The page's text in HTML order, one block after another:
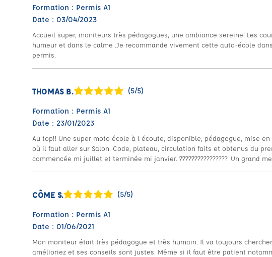
Formation : Permis A1
Date : 03/04/2023
Accueil super, moniteurs très pédagogues, une ambiance sereine! Les
humeur et dans le calme .Je recommande vivement cette auto-école
permis.
THOMAS B. (5/5)
Formation : Permis A1
Date : 23/01/2023
Au top!! Une super moto école à l écoute, disponible, pédagogue, mise
où il faut aller sur Salon. Code, plateau, circulation faits et obtenus du
commencée mi juillet et terminée mi janvier. ????????????????. Un grand
CÔME S. (5/5)
Formation : Permis A1
Date : 01/06/2021
Mon moniteur était très pédagogue et très humain. Il va toujours
amélioriez et ses conseils sont justes. Même si il faut être patient